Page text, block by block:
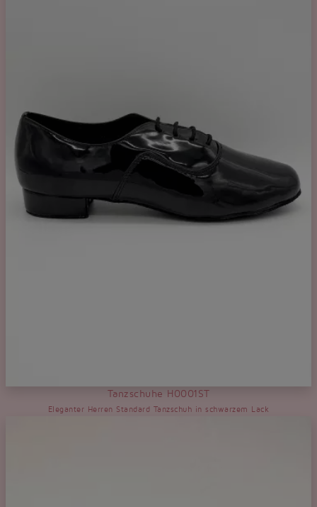
Tanzschuhe H0001ST
Eleganter Herren Standard Tanzschuh in schwarzem Lack